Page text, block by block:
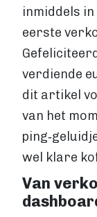
VIA
Boek
Boek
VIA
Boek
Boek
E-BOOK
Boek
Wat is
E-book
inmiddels in
eerste
verdiende
dit artikel
van het
wel klare
Van